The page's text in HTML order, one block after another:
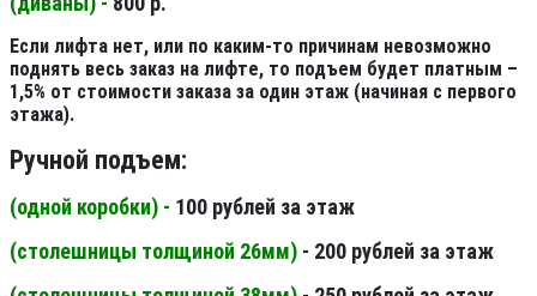
Если лифта нет, или по каким-то причинам невозможно
поднять весь заказ на лифте, то подъем будет платным –
1,5% от стоимости заказа за один этаж (начиная с первого
этажа).
Ручной подъем:
(одной коробки) - 100 рублей за этаж
(столешницы толщиной 26мм) - 200 рублей за этаж